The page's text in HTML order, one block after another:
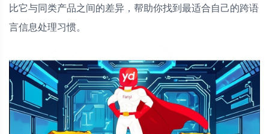
比它与同类产品之间的差异，帮助你找到最适合自己的跨语
言信息处理习惯。